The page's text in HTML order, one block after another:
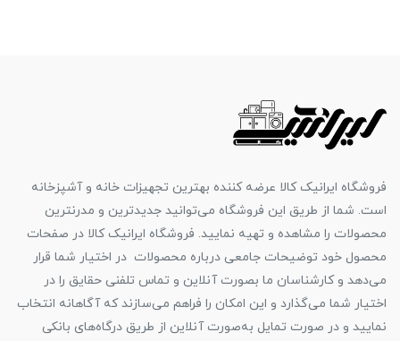
فروشگاه ایرانیک کالا عرضه کننده بهترین تجهیزات خانه و آشپزخانه
است. شما از طریق این فروشگاه می‌توانید جدیدترین و مدرنترین
محصولات را مشاهده و تهیه نمایید. فروشگاه ایرانیک کالا در صفحات
محصول خود توضیحات جامعی درباره محصولات در اختیار شما قرار
می‌دهد و کارشناسان ما بصورت آنلاین و تماس تلفنی حقایق را در
اختیار شما می‌گذارد و این امکان را فراهم می‌سازند که آگاهانه انتخاب
نمایید و در صورت تمایل به‌صورت آنلاین از طریق درگاه‌های بانکی